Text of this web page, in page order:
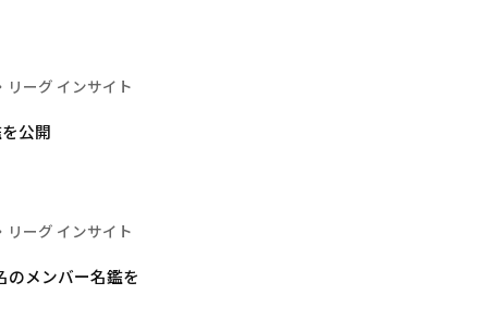
リーグ インサイト
公開
リーグ インサイト
のメンバー名鑑を